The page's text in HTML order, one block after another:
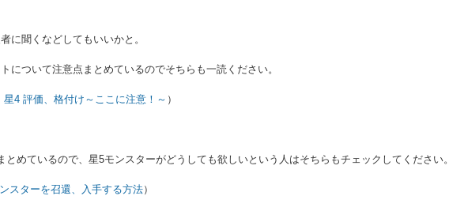
に聞くなどしてもいいかと。
について注意点まとめているのでそちらも一読ください。
4 評価、格付け～ここに注意！～ ）
とめているので、星5モンスターがどうしても欲しいという人はそちらもチェックしてください。
スターを召還、入手する方法）